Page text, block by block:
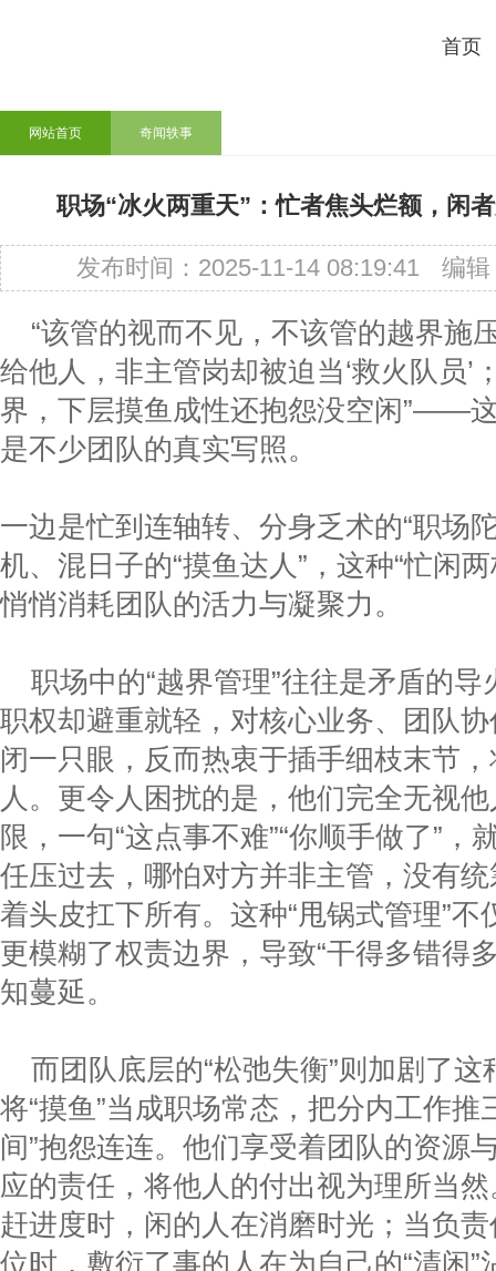
首页
网站首页 奇闻轶事
职场“冰火两重天”：忙者焦头烂额，闲
发布时间：2025-11-14 08:19:41 编辑
“该管的视而不见，不该管的越界施
给他人，非主管岗却被迫当‘救火队员’
界，下层摸鱼成性还抱怨没空闲”——
是不少团队的真实写照。
一边是忙到连轴转、分身乏术的“职场
机、混日子的“摸鱼达人”，这种“忙闲
悄悄消耗团队的活力与凝聚力。
职场中的“越界管理”往往是矛盾的
职权却避重就轻，对核心业务、团队
闭一只眼，反而热衷于插手细枝末节
人。更令人困扰的是，他们完全无视
限，一句“这点事不难”“你顺手做了”，
任压过去，哪怕对方并非主管，没有
着头皮扛下所有。这种“甩锅式管理”
更模糊了权责边界，导致“干得多错得
知蔓延。
而团队底层的“松弛失衡”则加剧了
将“摸鱼”当成职场常态，把分内工作推
间”抱怨连连。他们享受着团队的资源
应的责任，将他人的付出视为理所当
赶进度时，闲的人在消磨时光；当负
位时，敷衍了事的人在为自己的“清闲